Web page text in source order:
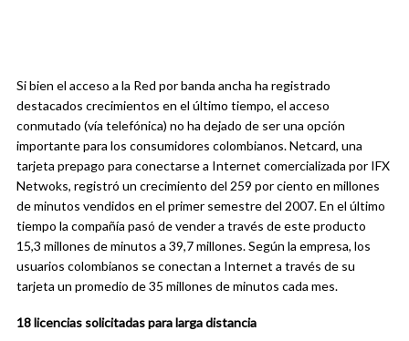
Si bien el acceso a la Red por banda ancha ha registrado
destacados crecimientos en el último tiempo, el acceso
conmutado (vía telefónica) no ha dejado de ser una opción
importante para los consumidores colombianos. Netcard, una
tarjeta prepago para conectarse a Internet comercializada por IFX
Netwoks, registró un crecimiento del 259 por ciento en millones
de minutos vendidos en el primer semestre del 2007. En el último
tiempo la compañía pasó de vender a través de este producto
15,3 millones de minutos a 39,7 millones. Según la empresa, los
usuarios colombianos se conectan a Internet a través de su
tarjeta un promedio de 35 millones de minutos cada mes.
18 licencias solicitadas para larga distancia